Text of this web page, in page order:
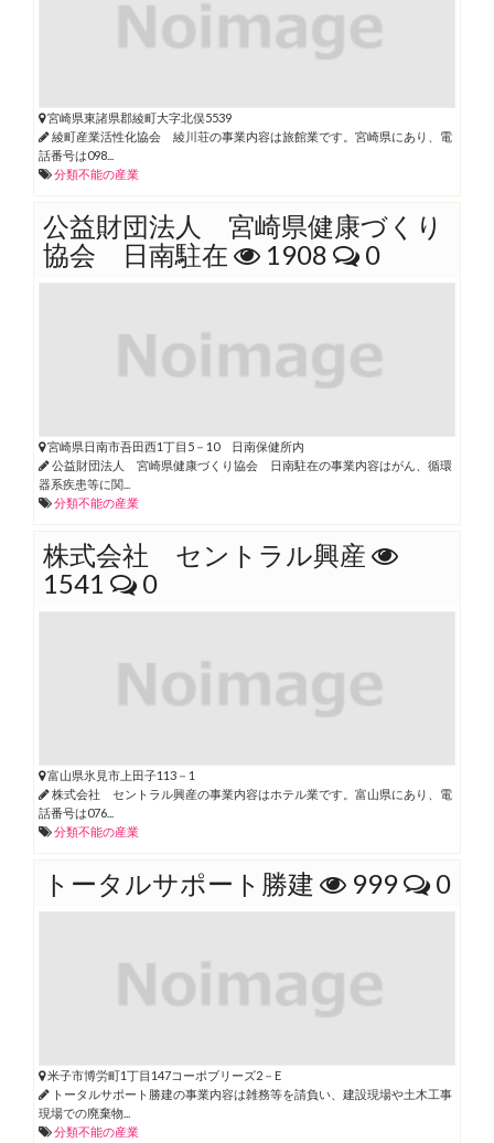
宮崎県東諸県郡綾町大字北俣5539
綾町産業活性化協会 綾川荘の事業内容は旅館業です。宮崎県にあり、電
話番号は098...
分類不能の産業
公益財団法人 宮崎県健康づくり
協会 日南駐在
1908 0
宮崎県日南市吾田西1丁目5－10 日南保健所内
公益財団法人 宮崎県健康づくり協会 日南駐在の事業内容はがん、循環
器系疾患等に関...
分類不能の産業
株式会社 セントラル興産
1541
0
富山県氷見市上田子113－1
株式会社 セントラル興産の事業内容はホテル業です。富山県にあり、電
話番号は076...
分類不能の産業
トータルサポート勝建 999 0
米子市博労町1丁目147コーポブリーズ2－E
トータルサポート勝建の事業内容は雑務等を請負い、建設現場や土木工事
現場での廃棄物...
分類不能の産業